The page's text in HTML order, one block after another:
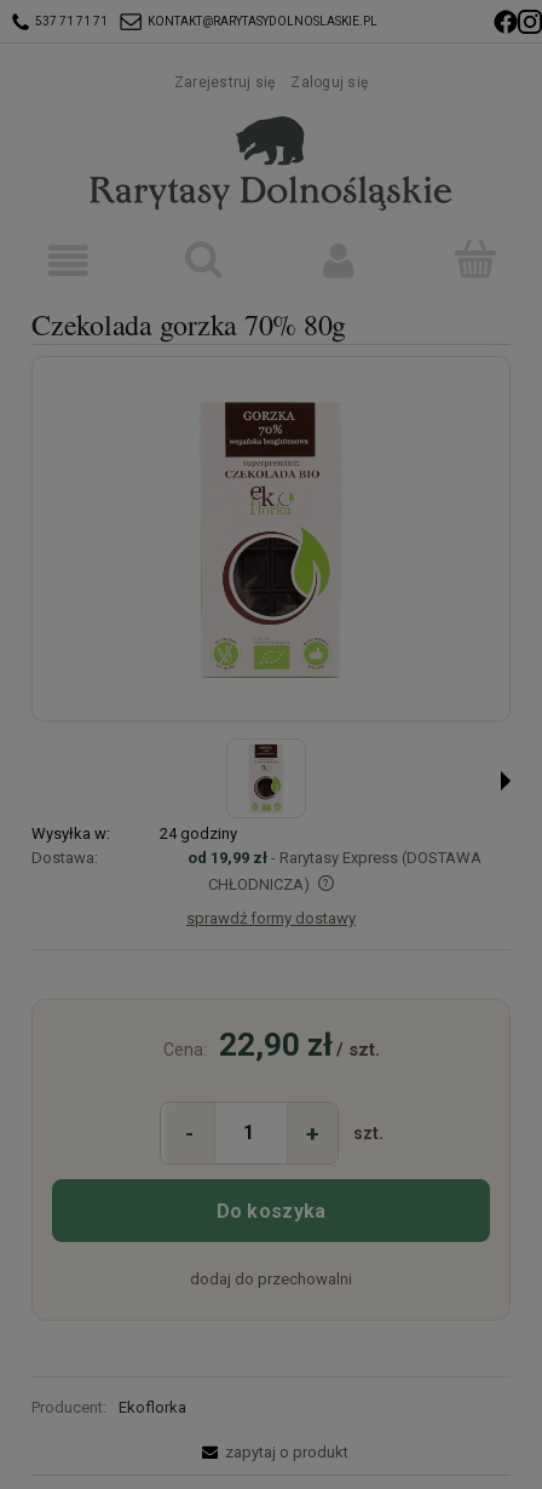
537 71 71 71 KONTAKT@RARYTASYDOLNOSLASKIE.PL
Zarejestruj się Zaloguj się
Czekolada gorzka 70% 80g
Wysyłka w:
24 godziny
Dostawa:
od 19,99 zł - Rarytasy Express (DOSTAWA
CHŁODNICZA)
Cena nie zawiera ewentualnych kosztów płatności
sprawdź formy dostawy
Cena: 22,90 zł/ szt.
- + szt.
Do koszyka
dodaj do przechowalni
Producent: Ekoflorka
zapytaj o produkt